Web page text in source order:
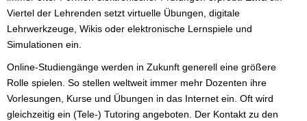
Viertel der Lehrenden setzt virtuelle Übungen, digitale
Lehrwerkzeuge, Wikis oder elektronische Lernspiele und
Simulationen ein.
Online-Studiengänge werden in Zukunft generell eine größere
Rolle spielen. So stellen weltweit immer mehr Dozenten ihre
Vorlesungen, Kurse und Übungen in das Internet ein. Oft wird
gleichzeitig ein (Tele-) Tutoring angeboten. Der Kontakt zu den